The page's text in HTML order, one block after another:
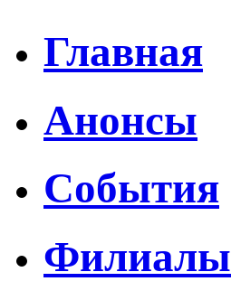
Главная
Анонсы
События
Филиалы